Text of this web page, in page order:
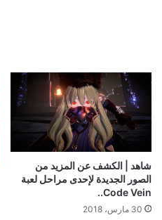
شاهد | الكشف عن المزيد من
الصور الجديدة لإحدى مراحل لعبة
Code Vein..
30 مارس، 2018